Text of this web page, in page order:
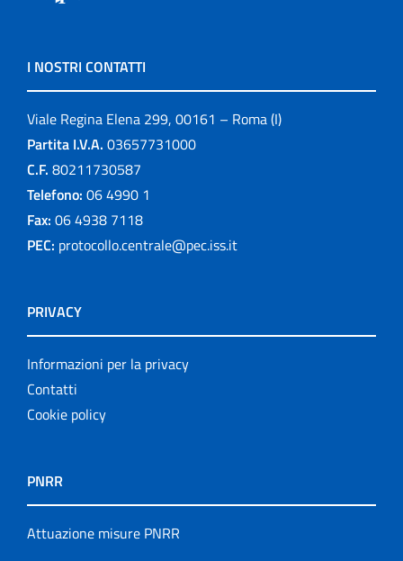
I NOSTRI CONTATTI
Viale Regina Elena 299, 00161 – Roma (I)
Partita I.V.A. 03657731000
C.F. 80211730587
Telefono: 06 4990 1
Fax: 06 4938 7118
PEC: protocollo.centrale@pec.iss.it
PRIVACY
Informazioni per la privacy
Contatti
Cookie policy
PNRR
Attuazione misure PNRR